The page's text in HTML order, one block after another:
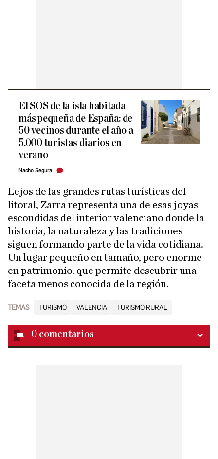
El SOS de la isla habitada
más pequeña de España: de
50 vecinos durante el año a
5.000 turistas diarios en
verano
Nacho Segura
Lejos de las grandes rutas turísticas del
litoral, Zarra representa una de esas joyas
escondidas del interior valenciano donde la
historia, la naturaleza y las tradiciones
siguen formando parte de la vida cotidiana.
Un lugar pequeño en tamaño, pero enorme
en patrimonio, que permite descubrir una
faceta menos conocida de la región.
TEMAS TURISMO VALENCIA TURISMO RURAL
0 comentarios